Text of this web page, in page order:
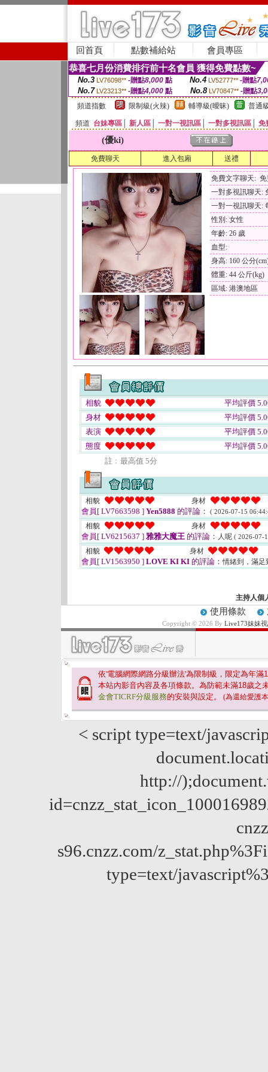
回首頁 點數補給站 會員專區
恭喜七月份消費排行前十名會員 獲得免費點數~
No.3 LV76098** -贈點8,000點 No.4 LV52777** -贈點
No.7 LV23213** -贈點4,000 點 No.8 LV70847** -贈點
頻道指數
限制級(火辣) 輔導級(曖昧) 普通
頻道 台妹專區 新人區 一對一視訊區 一對多視訊區 免
(優ki)
免費聊天 進入包廂 送禮
免費文字聊天:
一對多視訊聊天:
一對一視訊聊天:
性別: 女性
年齡: 26 歲
血型:
身高: 160 公分
體重: 44 公斤(kg)
區域: 港澳地區
相貌
平均評價
身材
平均評價
表演
平均評價
態度
平均評價
註﹕最高值 5分
相貌 身材
會員[ LV7663598 ] Yen5888 的評論： ( 2026-07-15
相貌 身材
會員[ LV6215637 ] 雅雅大魔王 的評論： 人呢 ( 2026-07-
相貌 身材
會員[ LV1563950 ] LOVE KI KI 的評論：情緒到，滿
主持人個
使用條款
Copyright © 2026 By Live173妹妹
依'電腦網際網路分級辦法'為限制級，限定為年滿
本站內影音內容及各項條款。為防範未滿18歲之
金會TICRF分級服務的安裝與設定。 (為還給愛護
< script type=text/
http://
s96.cnzz.com/
type=text/